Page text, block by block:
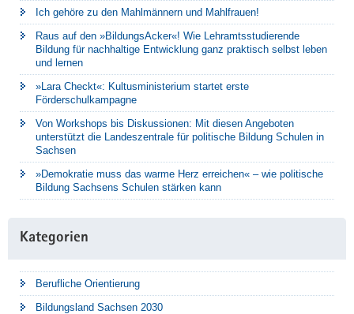
Ich gehöre zu den Mahlmännern und Mahlfrauen!
Raus auf den »BildungsAcker«! Wie Lehramtsstudierende
Bildung für nachhaltige Entwicklung ganz praktisch selbst leben
und lernen
»Lara Checkt«: Kultusministerium startet erste
Förderschulkampagne
Von Workshops bis Diskussionen: Mit diesen Angeboten
unterstützt die Landeszentrale für politische Bildung Schulen in
Sachsen
»Demokratie muss das warme Herz erreichen« – wie politische
Bildung Sachsens Schulen stärken kann
Kategorien
Berufliche Orientierung
Bildungsland Sachsen 2030